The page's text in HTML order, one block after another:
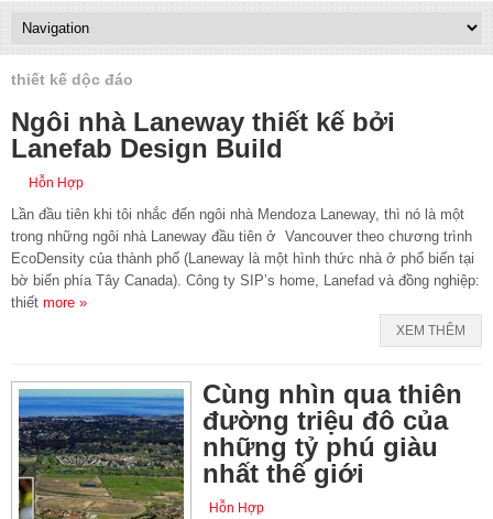
thiết kế dộc đáo
Ngôi nhà Laneway thiết kế bởi
Lanefab Design Build
Hỗn Hợp
Lần đầu tiên khi tôi nhắc đến ngôi nhà Mendoza Laneway, thì nó là một
trong những ngôi nhà Laneway đầu tiên ở Vancouver theo chương trình
EcoDensity của thành phố (Laneway là một hình thức nhà ở phổ biến tại
bờ biển phía Tây Canada). Công ty SIP’s home, Lanefad và đồng nghiệp:
thiết more »
XEM THÊM
Cùng nhìn qua thiên
đường triệu đô của
những tỷ phú giàu
nhất thế giới
Hỗn Hợp